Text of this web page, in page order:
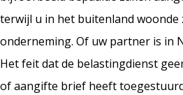
terwijl u in het buitenland woonde
onderneming. Of uw partner is in
Het feit dat de belastingdienst
of aangifte brief heeft